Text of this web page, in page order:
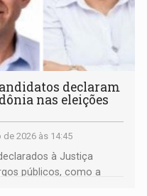
declaram
nas eleições
2026 às 14:45
à Justiça
públicos, como a